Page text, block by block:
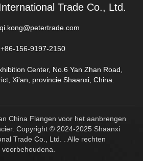
Trade Co., Ltd.
+86-156-9197-2150
Center, No.6 Yan Zhan Road,
Xi'an, provincie Shaanxi, China.
China Flangen voor het aanbrengen
Copyright © 2024-2025 Shaanxi
Trade Co., Ltd. . Alle rechten
voorbehoudena.